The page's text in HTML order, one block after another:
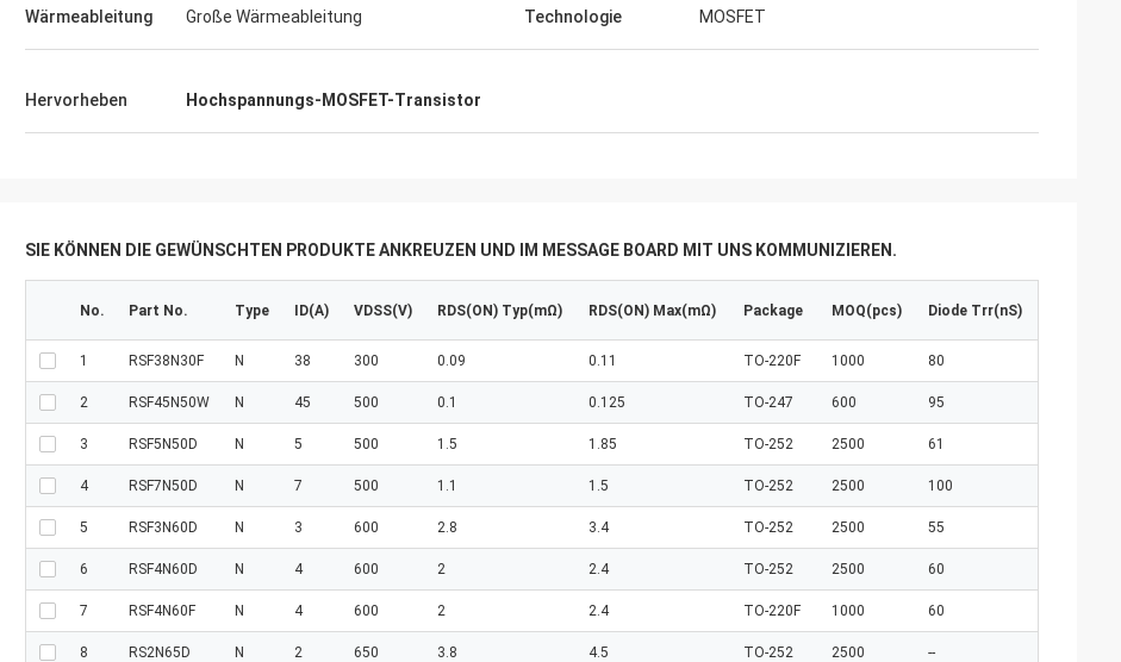
Wärmeableitung Große Wärmeableitung Technologie MOSFET
Hervorheben Hochspannungs-MOSFET-Transistor
SIE KÖNNEN DIE GEWÜNSCHTEN PRODUKTE ANKREUZEN UND IM MESSAGE BOARD MIT UNS KOMMUNIZIEREN.
No. Part No. Type ID(A) VDSS(V) RDS(ON) Typ(mΩ) RDS(ON) Max(mΩ) Package MOQ(pcs) Diode Trr(nS)
1 RSF38N30F N 38 300 0.09 0.11 TO-220F 1000 80
2 RSF45N50W N 45 500 0.1 0.125 TO-247 600 95
3 RSF5N50D N 5 500 1.5 1.85 TO-252 2500 61
4 RSF7N50D N 7 500 1.1 1.5 TO-252 2500 100
5 RSF3N60D N 3 600 2.8 3.4 TO-252 2500 55
6 RSF4N60D N 4 600 2 2.4 TO-252 2500 60
7 RSF4N60F N 4 600 2 2.4 TO-220F 1000 60
8 RS2N65D N 2 650 3.8 4.5 TO-252 2500 --